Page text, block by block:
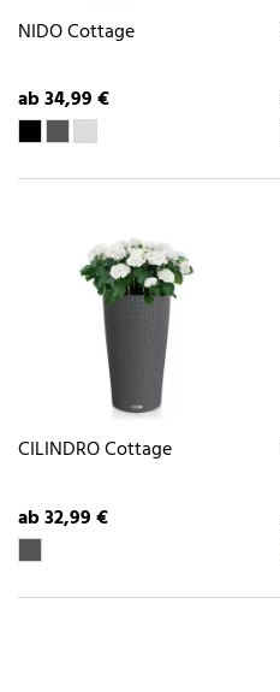
NIDO Cottage
ab 34,99 €
CILINDRO Cottage
ab 32,99 €